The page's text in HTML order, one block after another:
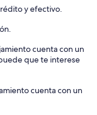
y efectivo.
cuenta con un
que te interese
cuenta con un